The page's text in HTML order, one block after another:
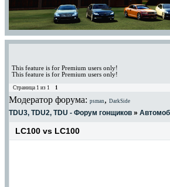
This feature is for Premium users only!
This feature is for Premium users only!
Страница 1 из 1 1
Модератор форума: psman, DarkSide
TDU3, TDU2, TDU - Форум гонщиков »
LC100 vs LC100